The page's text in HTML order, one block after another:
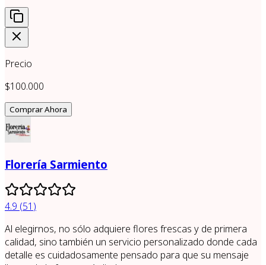
Precio
$100.000
Comprar Ahora
Florería Sarmiento
4.9 (51 )
Al elegirnos, no sólo adquiere flores frescas y de primera
calidad, sino también un servicio personalizado donde cada
detalle es cuidadosamente pensado para que su mensaje